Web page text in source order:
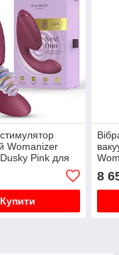
Womanizer
Pink для
Купити
8